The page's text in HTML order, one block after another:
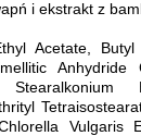
i ekstrakt z
Acetate, Butyl
Stearalkonium
Vulgaris